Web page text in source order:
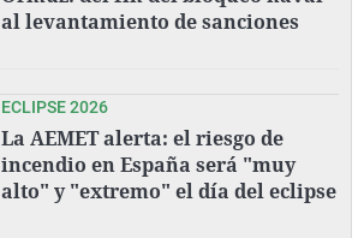
al levantamiento de sanciones
ECLIPSE 2026
La AEMET alerta: el riesgo de
incendio en España será "muy
alto" y "extremo" el día del eclipse